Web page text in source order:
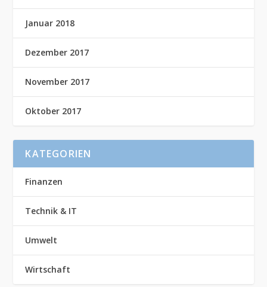
Januar 2018
Dezember 2017
November 2017
Oktober 2017
KATEGORIEN
Finanzen
Technik & IT
Umwelt
Wirtschaft